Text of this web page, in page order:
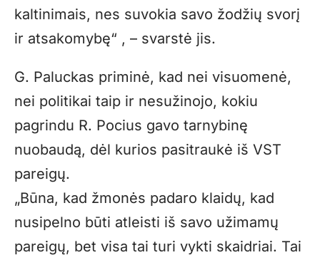
kaltinimais, nes suvokia savo žodžių svorį
ir atsakomybę“ , – svarstė jis.
G. Paluckas priminė, kad nei visuomenė,
nei politikai taip ir nesužinojo, kokiu
pagrindu R. Pocius gavo tarnybinę
nuobaudą, dėl kurios pasitraukė iš VST
pareigų.
„Būna, kad žmonės padaro klaidų, kad
nusipelno būti atleisti iš savo užimamų
pareigų, bet visa tai turi vykti skaidriai. Tai